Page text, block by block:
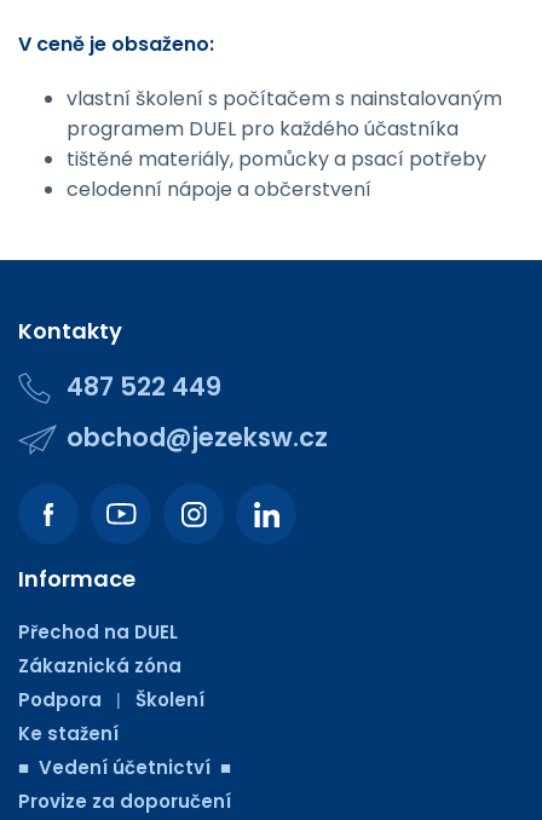
V ceně je obsaženo:
vlastní školení s počítačem s nainstalovaným
programem DUEL pro každého účastníka
tištěné materiály, pomůcky a psací potřeby
celodenní nápoje a občerstvení
Kontakty
487 522 449
obchod@jezeksw.cz
Informace
Přechod na DUEL
Zákaznická zóna
Podpora
| Školení
Ke stažení
■ Vedení účetnictví ■
Provize za doporučení